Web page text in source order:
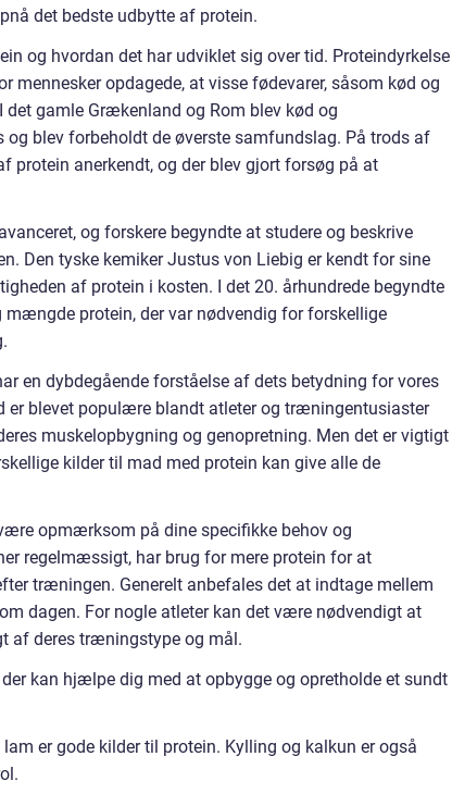
det bedste udbytte af protein.
og hvordan det har udviklet sig over tid. Proteindyrkelse
mennesker opdagede, at visse fødevarer, såsom kød og
gamle Grækenland og Rom blev kød og
blev forbeholdt de øverste samfundslag. På trods af
anerkendt, og der blev gjort forsøg på at
og forskere begyndte at studere og beskrive
Den tyske kemiker Justus von Liebig er kendt for sine
af protein i kosten. I det 20. århundrede begyndte
protein, der var nødvendig for forskellige
en dybdegående forståelse af dets betydning for vores
blevet populære blandt atleter og træningentusiaster
muskelopbygning og genopretning. Men det er vigtigt
kilder til mad med protein kan give alle de
opmærksom på dine specifikke behov og
regelmæssigt, har brug for mere protein for at
træningen. Generelt anbefales det at indtage mellem
dagen. For nogle atleter kan det være nødvendigt at
af deres træningstype og mål.
kan hjælpe dig med at opbygge og opretholde et sundt
er gode kilder til protein. Kylling og kalkun er også